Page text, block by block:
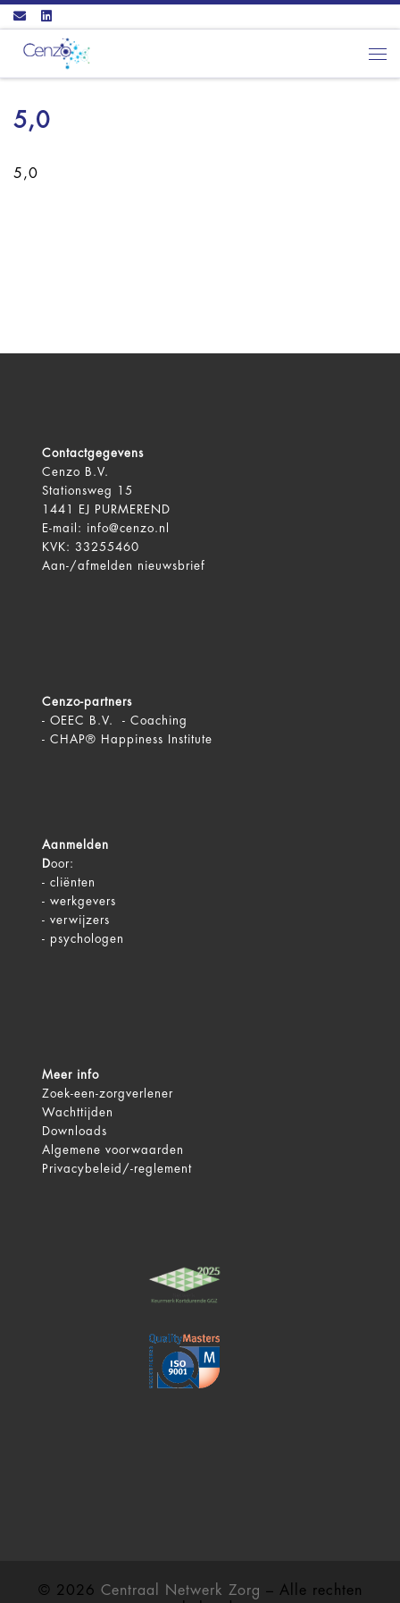
Ga naar inhoud
5,0
5,0
Contactgegevens
Cenzo B.V.
Stationsweg 15
1441 EJ PURMEREND
E-mail:
info@cenzo.nl
KVK: 33255460
Aan-/afmelden
nieuwsbrief
Cenzo-partners
- OEEC B.V. - Coaching
- CHAP® Happiness Institute
Aanmelden
Door:
- cliënten
- werkgevers
- verwijzers
- psychologen
Meer info
Zoek-een-zorgverlener
Wachttijden
Downloads
Algemene voorwaarden
Privacybeleid/-reglement
© 2026 Centraal Netwerk Zorg – Alle rechten